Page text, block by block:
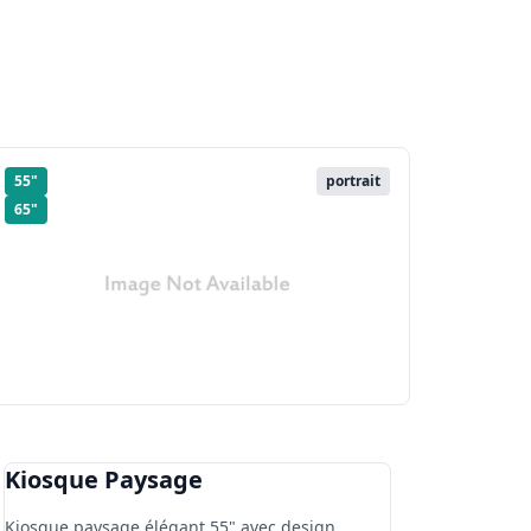
informations
d'un
55"
65"
portrait
Kiosque Paysage